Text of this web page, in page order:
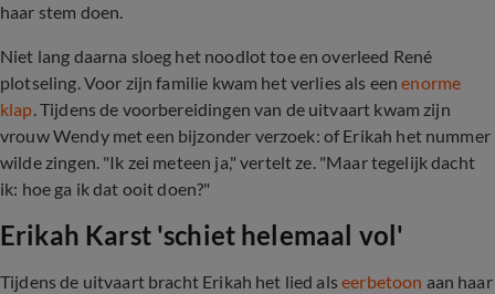
haar stem doen.
Niet lang daarna sloeg het noodlot toe en overleed René
plotseling. Voor zijn familie kwam het verlies als eenenorme
klap. Tijdens de voorbereidingen van de uitvaart kwam zijn
vrouw Wendy met een bijzonder verzoek: of Erikah het nummer
wilde zingen. "Ik zei meteen ja," vertelt ze. "Maar tegelijk dacht
ik: hoe ga ik dat ooit doen?"
Erikah Karst 'schiet helemaal vol'
Tijdens de uitvaart bracht Erikah het lied alseerbetoon aan haar